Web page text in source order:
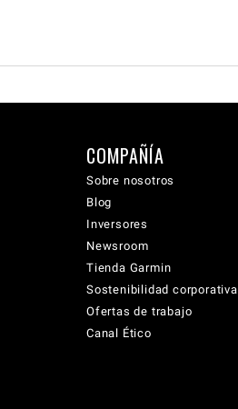
COMPAÑÍA
Sobre nosotros
Blog
Inversores
Newsroom
Tienda Garmin
Sostenibilidad corporativa
Ofertas de trabajo
Canal Ético